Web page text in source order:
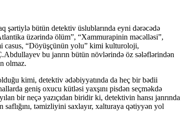
şərtiylə bütün detektiv üslublarında eyni dərəcədə
üzərində ölüm”, “Xammurapinin məcəlləsi”,
casus, “Döyüşçünün yolu” kimi kulturoloji,
bu janrın bütün növlərində öz sələflərindən
olmaz.
kimi, detektiv ədəbiyyatında da heç bir bədii
geniş oxucu kütləsi yaxşını pisdən seçməkdə
bir neçə yazıçıdan biridir ki, detektivin hansı janrında
saflığını, təmizliyini saxlayır, xalturaya qətiyyən yol